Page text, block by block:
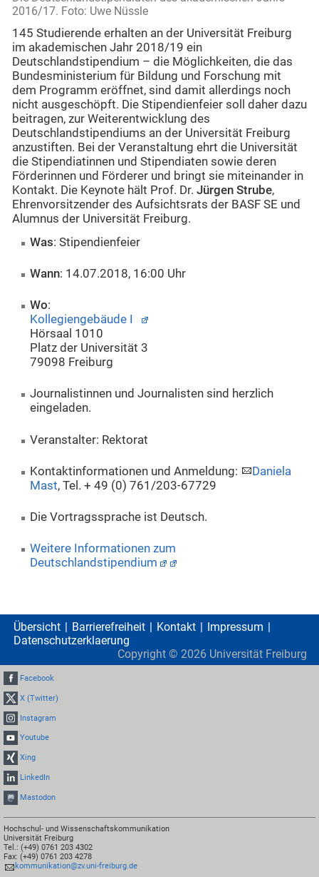
2016/17. Foto: Uwe Nüssle
145 Studierende erhalten an der Universität Freiburg
im akademischen Jahr 2018/19 ein
Deutschlandstipendium – die Möglichkeiten, die das
Bundesministerium für Bildung und Forschung mit
dem Programm eröffnet, sind damit allerdings noch
nicht ausgeschöpft. Die Stipendienfeier soll daher dazu
beitragen, zur Weiterentwicklung des
Deutschlandstipendiums an der Universität Freiburg
anzustiften. Bei der Veranstaltung ehrt die Universität
die Stipendiatinnen und Stipendiaten sowie deren
Förderinnen und Förderer und bringt sie miteinander in
Kontakt. Die Keynote hält Prof. Dr. Jürgen Strube,
Ehrenvorsitzender des Aufsichtsrats der BASF SE und
Alumnus der Universität Freiburg.
Was: Stipendienfeier
Wann: 14.07.2018, 16:00 Uhr
Wo:
Kollegiengebäude I
Hörsaal 1010
Platz der Universität 3
79098 Freiburg
Journalistinnen und Journalisten sind herzlich
eingeladen.
Veranstalter: Rektorat
Kontaktinformationen und Anmeldung:
Daniela
Mast, Tel. + 49 (0) 761/203-67729
Die Vortragssprache ist Deutsch.
Weitere Informationen zum
Deutschlandstipendium
Übersicht Barrierefreiheit Kontakt
Impressum
Datenschutzerklaerung
Copyright © 2026 Universität Freiburg
Facebook
X (Twitter)
Instagram
Youtube
Xing
LinkedIn
Mastodon
Hochschul- und Wissenschaftskommunikation
Universität Freiburg
Tel.: (+49) 0761 203 4302
Fax: (+49) 0761 203 4278
kommunikation@zv.uni-freiburg.de